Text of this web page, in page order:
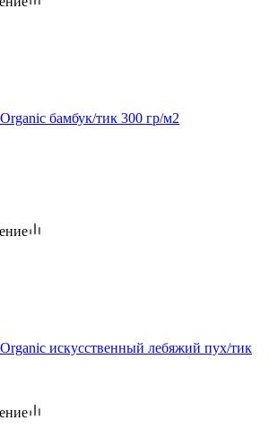
бамбук/тик 300 гр/м2
искусcтвенный лебяжий пух/тик